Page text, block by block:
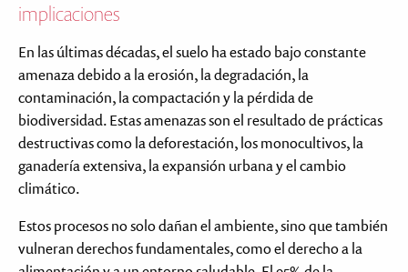
implicaciones
En las últimas décadas, el suelo ha estado bajo constante
amenaza debido a la erosión, la degradación, la
contaminación, la compactación y la pérdida de
biodiversidad. Estas amenazas son el resultado de prácticas
destructivas como la deforestación, los monocultivos, la
ganadería extensiva, la expansión urbana y el cambio
climático.
Estos procesos no solo dañan el ambiente, sino que también
vulneran derechos fundamentales, como el derecho a la